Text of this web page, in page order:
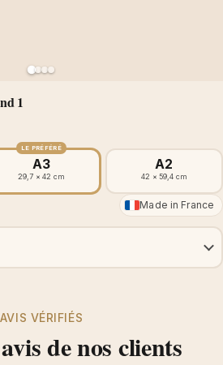
1
LE PRÉFÉRÉ
A3
29,7 × 42 cm
A2
42 × 59,4 cm
Made in France
AVIS VÉRIFIÉS
de nos clients